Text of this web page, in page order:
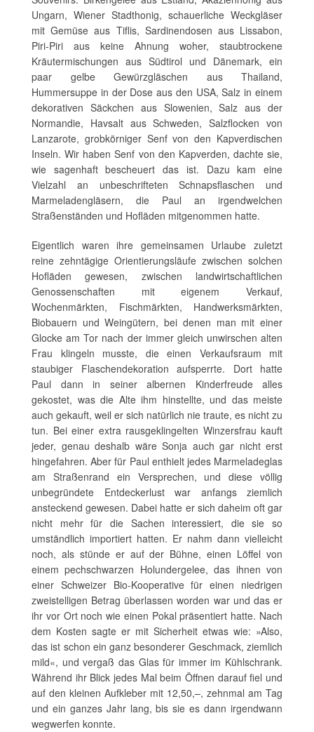
Ungarn, Wiener Stadthonig, schauerliche Weckgläser
mit Gemüse aus Tiflis, Sardinendosen aus Lissabon,
Piri-Piri aus keine Ahnung woher, staubtrockene
Kräutermischungen aus Südtirol und Dänemark, ein
paar gelbe Gewürzgläschen aus Thailand,
Hummersuppe in der Dose aus den USA, Salz in einem
dekorativen Säckchen aus Slowenien, Salz aus der
Normandie, Havsalt aus Schweden, Salzflocken von
Lanzarote, grobkörniger Senf von den Kapverdischen
Inseln. Wir haben Senf von den Kapverden, dachte sie,
wie sagenhaft bescheuert das ist. Dazu kam eine
Vielzahl an unbeschrifteten Schnapsflaschen und
Marmeladengläsern, die Paul an irgendwelchen
Straßenständen und Hofläden mitgenommen hatte.
Eigentlich waren ihre gemeinsamen Urlaube zuletzt
reine zehntägige Orientierungsläufe zwischen solchen
Hofläden gewesen, zwischen landwirtschaftlichen
Genossenschaften mit eigenem Verkauf,
Wochenmärkten, Fischmärkten, Handwerksmärkten,
Biobauern und Weingütern, bei denen man mit einer
Glocke am Tor nach der immer gleich unwirschen alten
Frau klingeln musste, die einen Verkaufsraum mit
staubiger Flaschendekoration aufsperrte. Dort hatte
Paul dann in seiner albernen Kinderfreude alles
gekostet, was die Alte ihm hinstellte, und das meiste
auch gekauft, weil er sich natürlich nie traute, es nicht zu
tun. Bei einer extra rausgeklingelten Winzersfrau kauft
jeder, genau deshalb wäre Sonja auch gar nicht erst
hingefahren. Aber für Paul enthielt jedes Marmeladeglas
am Straßenrand ein Versprechen, und diese völlig
unbegründete Entdeckerlust war anfangs ziemlich
ansteckend gewesen. Dabei hatte er sich daheim oft gar
nicht mehr für die Sachen interessiert, die sie so
umständlich importiert hatten. Er nahm dann vielleicht
noch, als stünde er auf der Bühne, einen Löffel von
einem pechschwarzen Holundergelee, das ihnen von
einer Schweizer Bio-Kooperative für einen niedrigen
zweistelligen Betrag überlassen worden war und das er
ihr vor Ort noch wie einen Pokal präsentiert hatte. Nach
dem Kosten sagte er mit Sicherheit etwas wie: »Also,
das ist schon ein ganz besonderer Geschmack, ziemlich
mild«, und vergaß das Glas für immer im Kühlschrank.
Während ihr Blick jedes Mal beim Öffnen darauf fiel und
auf den kleinen Aufkleber mit 12,50,–, zehnmal am Tag
und ein ganzes Jahr lang, bis sie es dann irgendwann
wegwerfen konnte.